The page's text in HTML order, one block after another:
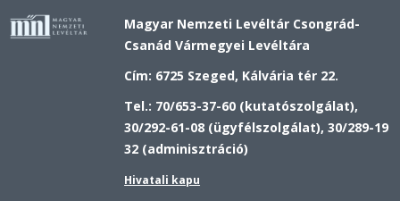
Magyar Nemzeti Levéltár Csongrád-
Csanád Vármegyei Levéltára
Cím: 6725 Szeged, Kálvária tér 22.
Tel.: 70/653-37-60 (kutatószolgálat),
30/292-61-08 (ügyfélszolgálat), 30/289-19
32 (adminisztráció)
Hivatali kapu